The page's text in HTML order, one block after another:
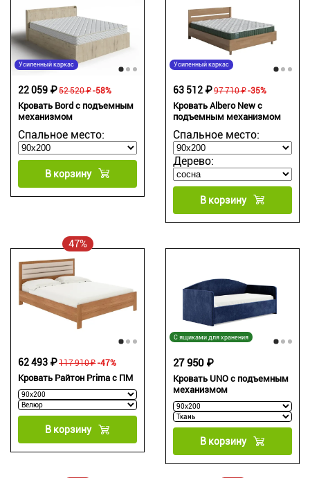
Усиленный каркас
Кровать Bord с подъемным
механизмом
Спальное место:
52 520 ₽
22 059 ₽ -58%
В корзину
Усиленный каркас
Кровать Albero New с
подъемным механизмом
Спальное место:
Дерево:
97 710 ₽
63 512 ₽ -35%
В корзину
47%
Кровать Райтон Prima с ПМ
117 910 ₽
62 493 ₽ -47%
В корзину
С ящиками для хранения
Кровать UNO с подъемным
механизмом
27 950 ₽
В корзину